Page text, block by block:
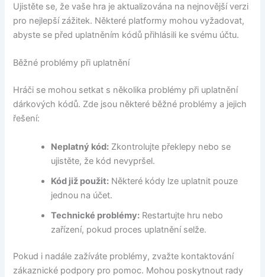
Ujistěte se, že vaše hra je aktualizována na nejnovější verzi
pro nejlepší zážitek. Některé platformy mohou vyžadovat,
abyste se před uplatněním kódů přihlásili ke svému účtu.
Běžné problémy při uplatnění
Hráči se mohou setkat s několika problémy při uplatnění
dárkových kódů. Zde jsou některé běžné problémy a jejich
řešení:
Neplatný kód: Zkontrolujte překlepy nebo se
ujistěte, že kód nevypršel.
Kód již použit: Některé kódy lze uplatnit pouze
jednou na účet.
Technické problémy: Restartujte hru nebo
zařízení, pokud proces uplatnění selže.
Pokud i nadále zažíváte problémy, zvažte kontaktování
zákaznické podpory pro pomoc. Mohou poskytnout rady